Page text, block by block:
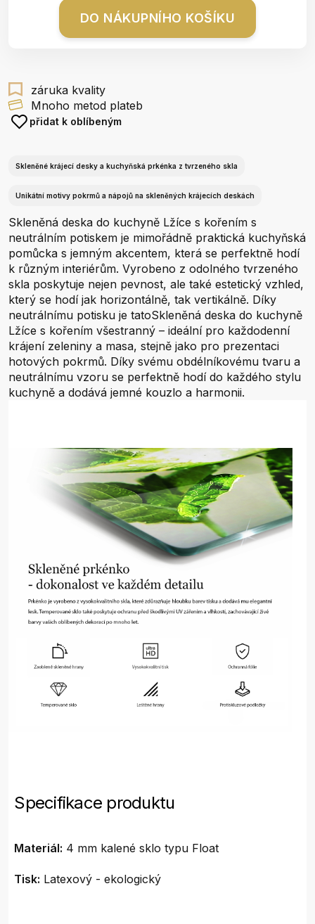
DO NÁKUPNÍHO KOŠÍKU
záruka kvality
Mnoho metod plateb
přidat k oblíbeným
Skleněné krájecí desky a kuchyňská prkénka z tvrzeného skla
Unikátní motivy pokrmů a nápojů na skleněných krájecích deskách
Skleněná deska do kuchyně Lžíce s kořením s
neutrálním potiskem je mimořádně praktická kuchyňská
pomůcka s jemným akcentem, která se perfektně hodí
k různým interiérům. Vyrobeno z odolného tvrzeného
skla poskytuje nejen pevnost, ale také estetický vzhled,
který se hodí jak horizontálně, tak vertikálně. Díky
neutrálnímu potisku je tatoSkleněná deska do kuchyně
Lžíce s kořením všestranný – ideální pro každodenní
krájení zeleniny a masa, stejně jako pro prezentaci
hotových pokrmů. Díky svému obdélníkovému tvaru a
neutrálnímu vzoru se perfektně hodí do každého stylu
kuchyně a dodává jemné kouzlo a harmonii.
Specifikace produktu
Materiál: 4 mm kalené sklo typu Float
Tisk: Latexový - ekologický